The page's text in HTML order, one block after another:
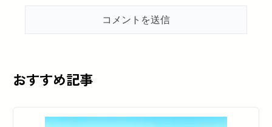
おすすめ記事